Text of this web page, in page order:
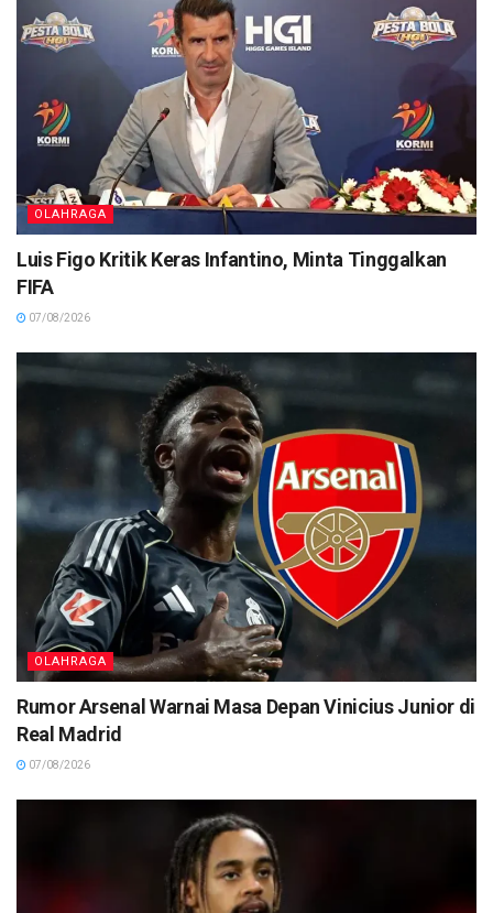
OLAHRAGA
Luis Figo Kritik Keras Infantino, Minta Tinggalkan
FIFA
07/08/2026
OLAHRAGA
Rumor Arsenal Warnai Masa Depan Vinicius Junior di
Real Madrid
07/08/2026